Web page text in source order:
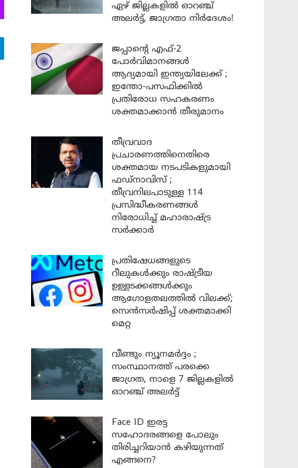
ഏഴ് ജില്ലകളിൽ ഓറഞ്ച്
അലർട്ട്, ജാഗ്രതാ നിർദേശം!
ജപ്പാന്റെ എഫ്-2
പോർവിമാനങ്ങൾ
ആദ്യമായി ഇന്ത്യയിലേക്ക് ;
ഇന്തോ-പസഫിക്കിൽ
പ്രതിരോധ സഹകരണം
ശക്തമാക്കാൻ തീരുമാനം
തീവ്രവാദ
പ്രചാരണത്തിനെതിരെ
ശക്തമായ നടപടികളുമായി
ഫഡ്നാവിസ് ;
തീവ്രനിലപാടുള്ള 114
പ്രസിദ്ധീകരണങ്ങൾ
നിരോധിച്ച് മഹാരാഷ്ട്ര
സർക്കാർ
പ്രതിഷേധങ്ങളുടെ
റീലുകൾക്കും രാഷ്ട്രീയ
ഉള്ളടക്കങ്ങൾക്കും
ആഗോളതലത്തിൽ വിലക്ക്;
സെൻസർഷിപ്പ് ശക്തമാക്കി
മെറ്റ
വീണ്ടും ന്യൂനമർദ്ദം ;
സംസ്ഥാനത്ത് പരക്കെ
ജാഗ്രത, നാളെ 7 ജില്ലകളിൽ
ഓറഞ്ച് അലർട്ട്
Face ID ഇരട്ട
സഹോദരങ്ങളെ പോലും
തിരിച്ചറിയാൻ കഴിയുന്നത്
എങ്ങനെ?